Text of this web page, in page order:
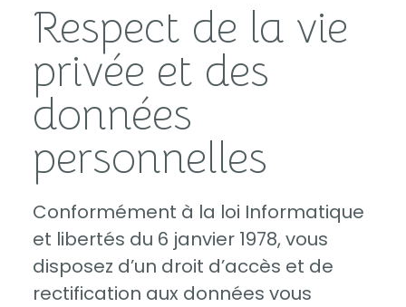
Respect de la vie
privée et des
données
personnelles
Conformément à la loi Informatique
et libertés du 6 janvier 1978, vous
disposez d’un droit d’accès et de
rectification aux données vous